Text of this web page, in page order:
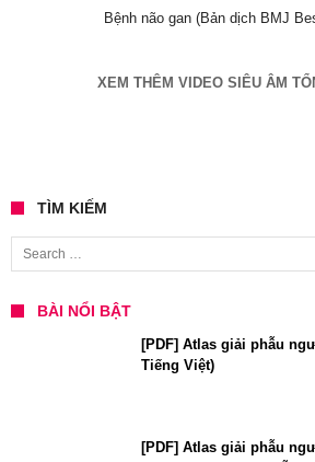
Bệnh não gan (Bản dịch BMJ
XEM THÊM VIDEO SIÊU ÂM
TÌM KIẾM
Search for:
BÀI NỔI BẬT
[PDF] Atlas giải phẫu
Tiếng Việt)
[PDF] Atlas giải phẫu